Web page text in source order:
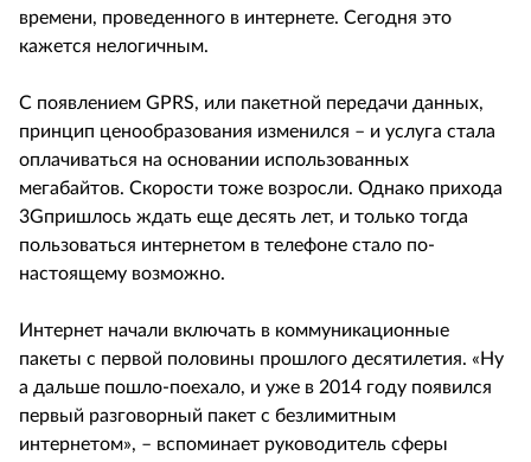
времени, проведенного в интернете. Сегодня это
кажется нелогичным.
С появлением GPRS, или пакетной передачи данных,
принцип ценообразования изменился – и услуга стала
оплачиваться на основании использованных
мегабайтов. Скорости тоже возросли. Однако прихода
3Gпришлось ждать еще десять лет, и только тогда
пользоваться интернетом в телефоне стало по-
настоящему возможно.
Интернет начали включать в коммуникационные
пакеты с первой половины прошлого десятилетия. «Ну
а дальше пошло-поехало, и уже в 2014 году появился
первый разговорный пакет с безлимитным
интернетом», – вспоминает руководитель сферы